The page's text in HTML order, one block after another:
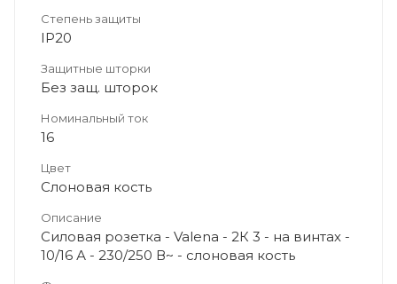
Степень защиты
IP20
Защитные шторки
Без защ. шторок
Номинальный ток
16
Цвет
Слоновая кость
Описание
Силовая розетка - Valena - 2К 3 - на винтах -
10/16 А - 230/250 В~ - слоновая кость